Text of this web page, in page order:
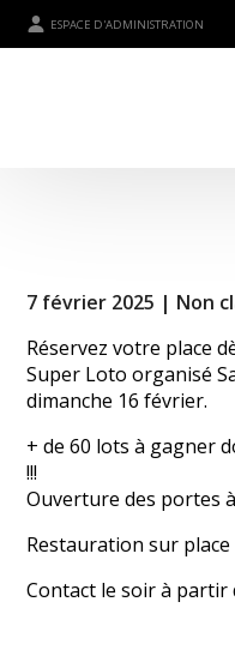
ESPACE D'ADMINISTRATION
7 février 2025 | Non
Réservez votre place
Super Loto organisé
dimanche 16 février.
+ de 60 lots à gagner
!!!
Ouverture des portes
Restauration sur place
Contact le soir à partir